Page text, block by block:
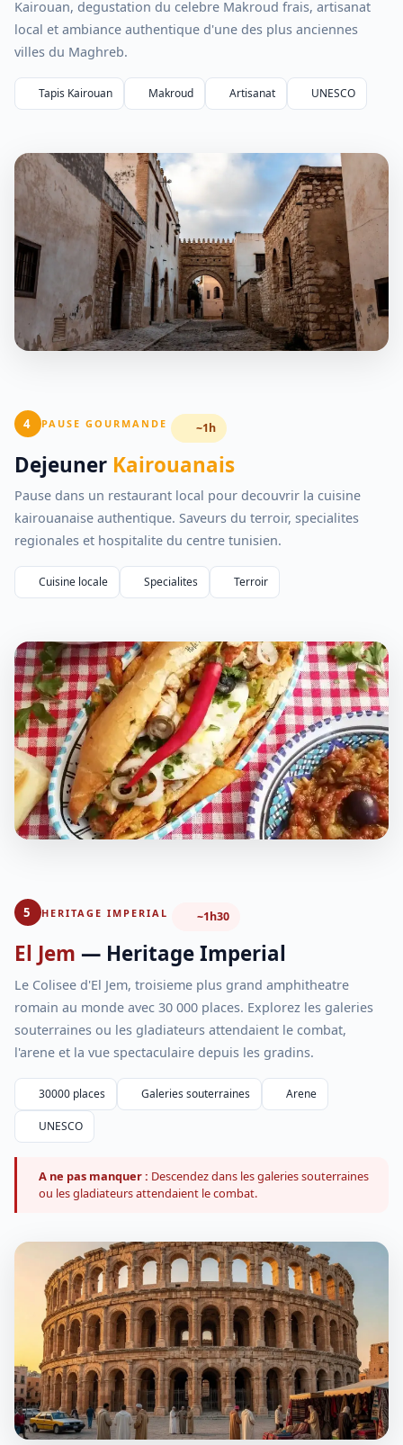
Kairouan, degustation du celebre Makroud frais, artisanat
local et ambiance authentique d'une des plus anciennes
villes du Maghreb.
Tapis Kairouan Makroud Artisanat UNESCO
4 PAUSE GOURMANDE ~1h
Dejeuner Kairouanais
Pause dans un restaurant local pour decouvrir la cuisine
kairouanaise authentique. Saveurs du terroir, specialites
regionales et hospitalite du centre tunisien.
Cuisine locale Specialites Terroir
5 HERITAGE IMPERIAL ~1h30
El Jem — Heritage Imperial
Le Colisee d'El Jem, troisieme plus grand amphitheatre
romain au monde avec 30 000 places. Explorez les galeries
souterraines ou les gladiateurs attendaient le combat,
l'arene et la vue spectaculaire depuis les gradins.
30000 places Galeries souterraines Arene
UNESCO
A ne pas manquer : Descendez dans les galeries souterraines
ou les gladiateurs attendaient le combat.